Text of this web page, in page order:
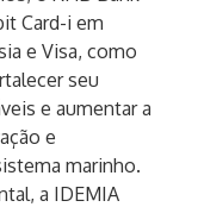
Card-i em
e Visa, como
seu
e aumentar a
e
marinho.
a IDEMIA